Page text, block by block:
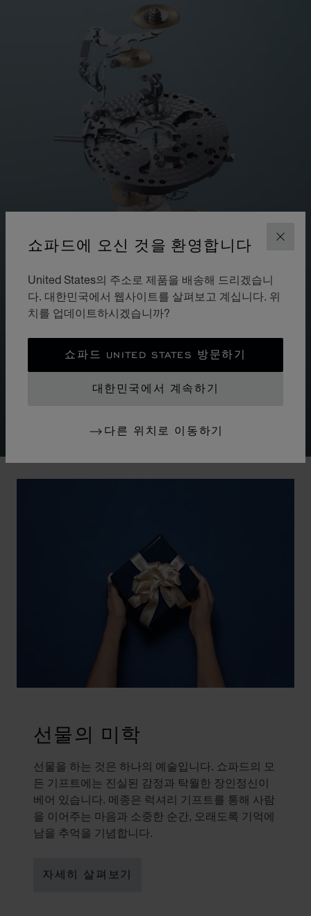
닫기
쇼파드에 오신 것을 환영합니다
United States의 주소로 제품을 배송해 드리겠습니
다. 대한민국에서 웹사이트를 살펴보고 계십니다. 위
치를 업데이트하시겠습니까?
쇼파드 UNITED STATES 방문하기
대한민국에서 계속하기
다른 위치로 이동하기
무브먼트
자체 제작 무브먼트
쇼파드의 워치메이킹 노하우와 수직적으로 통합된 접근
된 쇼파드 09.01-C 무브먼트로 구동됩니다. 오토매틱 와
인딩과 42시간 파워 리저브가 특징인 이 무브먼트는 메종
선물의 미학
선물을 하는 것은 하나의 예술입니다. 쇼파드의 모
든 기프트에는 진실된 감정과 탁월한 장인정신이
베어 있습니다. 메종은 럭셔리 기프트를 통해 사람
을 이어주는 마음과 소중한 순간, 오래도록 기억에
남을 추억을 기념합니다.
자세히 살펴보기